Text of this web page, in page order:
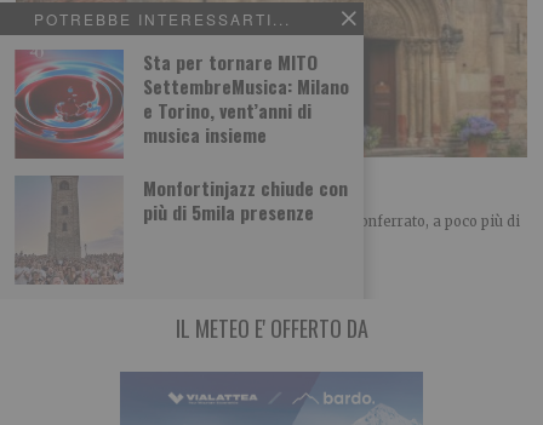
POTREBBE INTERESSARTI...
Sta per tornare MITO
SettembreMusica: Milano
e Torino, vent’anni di
musica insieme
Monfortinjazz chiude con
più di 5mila presenze
L’abbazia di Santa Fede
A cura di Piemonteitalia.eu Posta nel cuore del Monferrato, a poco più di
un chilometro
IL METEO E' OFFERTO DA